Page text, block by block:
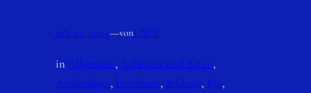
Juli 25, 2024—vonUWE
in Allgemein, Arbeiten und Beten
Archeologie, bewahren, Bildung, Bio